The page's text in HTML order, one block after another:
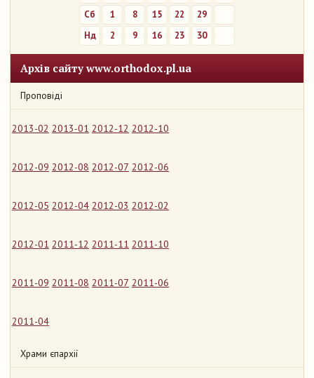
Сб
1 8 15 22
29
Нд
2 9 16 23 30
Архів сайту www.orthodox.pl.ua
Проповіді
2013-02 2013-01 2012-12 2012-10
2012-09 2012-08 2012-07 2012-06
2012-05 2012-04 2012-03 2012-02
2012-01 2011-12 2011-11 2011-10
2011-09 2011-08 2011-07 2011-06
2011-04
Храми єпархії